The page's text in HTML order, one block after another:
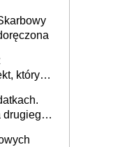
który
drugiego